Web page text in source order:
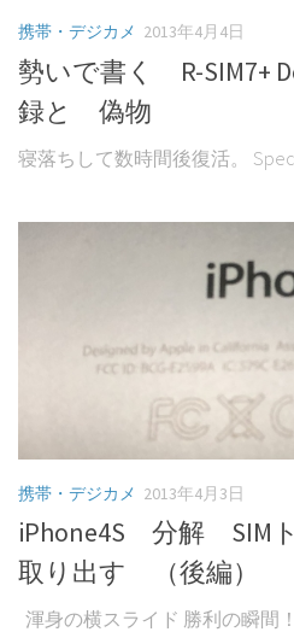
携帯・デジカメ 2013年4月4日
勢いで書く R-SIM7+
録と 偽物
寝落ちして数時間後復活。
携帯・デジカメ 2013年4月3日
iPhone4S 分解 SIM
取り出す （後編）
渾身の横スライド 勝利の瞬間